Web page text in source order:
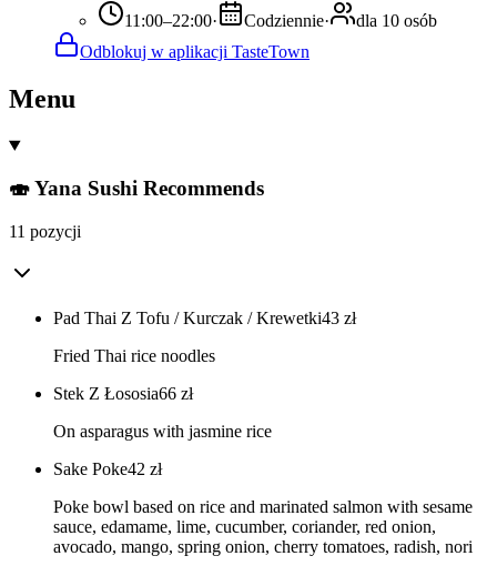
11:00–22:00· Codziennie·
dla 10 osób
Odblokuj w aplikacji TasteTown
Menu
🍣 Yana Sushi Recommends
11 pozycji
Pad Thai Z Tofu / Kurczak / Krewetki43 zł
Fried Thai rice noodles
Stek Z Łososia66 zł
On asparagus with jasmine rice
Sake Poke42 zł
Poke bowl based on rice and marinated salmon with sesame
sauce, edamame, lime, cucumber, coriander, red onion,
avocado, mango, spring onion, cherry tomatoes, radish, nori